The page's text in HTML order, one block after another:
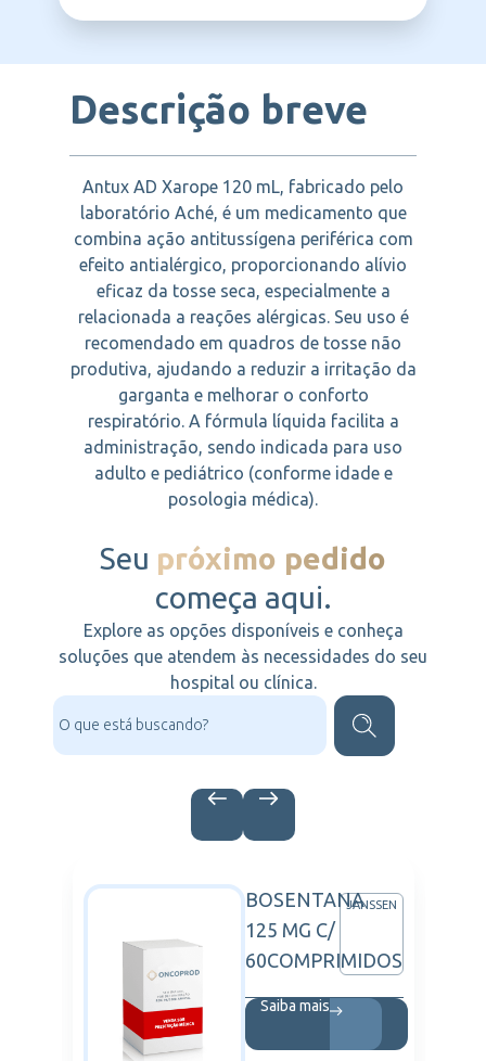
Descrição breve
Antux AD Xarope 120 mL, fabricado pelo
laboratório Aché, é um medicamento que
combina ação antitussígena periférica com
efeito antialérgico, proporcionando alívio
eficaz da tosse seca, especialmente a
relacionada a reações alérgicas. Seu uso é
recomendado em quadros de tosse não
produtiva, ajudando a reduzir a irritação da
garganta e melhorar o conforto
respiratório. A fórmula líquida facilita a
administração, sendo indicada para uso
adulto e pediátrico (conforme idade e
posologia médica).
Seu próximo pedido
começa aqui.
Explore as opções disponíveis e conheça
soluções que atendem às necessidades do seu
hospital ou clínica.
BOSENTANA
125 MG C/
60COMPRIMIDOS
JANSSEN
Saiba mais